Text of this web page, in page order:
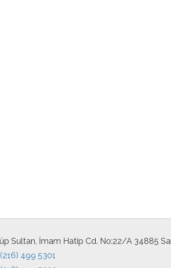
Sultan, İmam Hatip Cd. No:22/A 34885
499 5301